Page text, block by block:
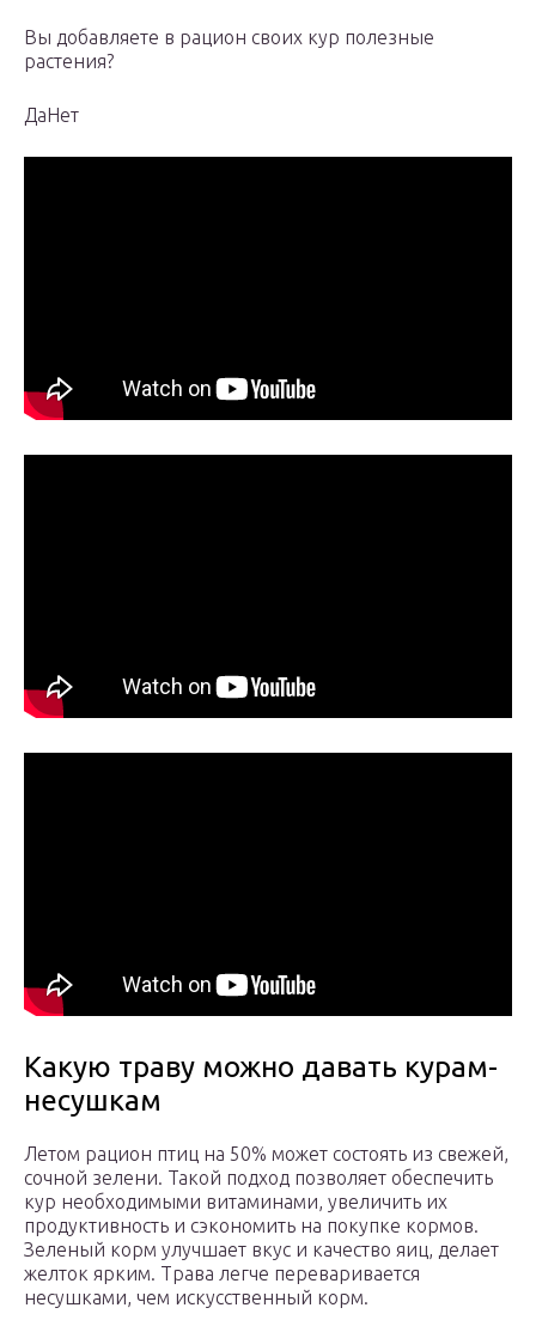
Вы добавляете в рацион своих кур полезные
растения?
ДаНет
Какую траву можно давать курам-
несушкам
Летом рацион птиц на 50% может состоять из свежей,
сочной зелени. Такой подход позволяет обеспечить
кур необходимыми витаминами, увеличить их
продуктивность и сэкономить на покупке кормов.
Зеленый корм улучшает вкус и качество яиц, делает
желток ярким. Трава легче переваривается
несушками, чем искусственный корм.